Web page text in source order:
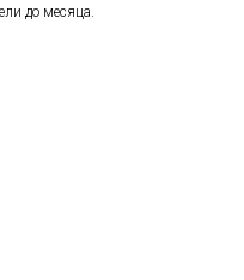
до месяца.